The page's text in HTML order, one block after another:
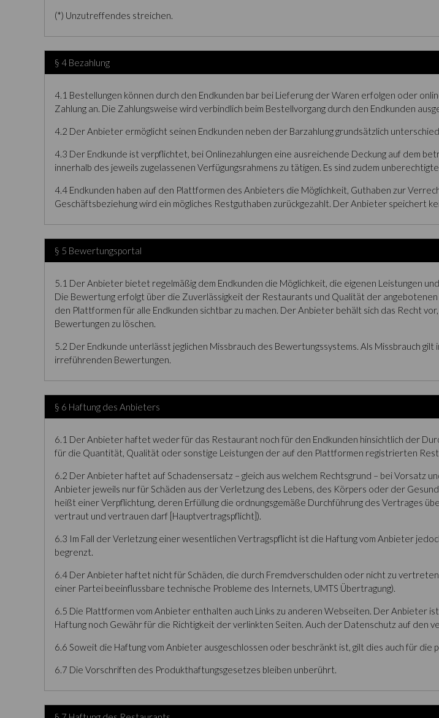
(*) Unzutreffendes streichen.
§ 4 Bezahlung
4.1 Bestellungen können durch den Endkunden bar bei Lieferung der Waren erfolgen oder
Zahlung an. Die Zahlungsweise wird verbindlich beim Bestellvorgang durch den Endkunden
4.2 Der Anbieter ermöglicht seinen Endkunden neben der Barzahlung grundsätzlich
4.3 Der Endkunde ist verpflichtet, bei Onlinezahlungen eine ausreichende Deckung auf dem
innerhalb des jeweils zugelassenen Verfügungsrahmens zu tätigen. Es sind zudem
4.4 Endkunden haben auf den Plattformen des Anbieters die Möglichkeit, Guthaben zur
Geschäftsbeziehung wird ein mögliches Restguthaben zurückgezahlt. Der Anbieter speichert
§ 5 Bewertungsportal
5.1 Der Anbieter bietet regelmäßig dem Endkunden die Möglichkeit, die eigenen Leistungen
Die Bewertung erfolgt über die Zuverlässigkeit der Restaurants und Qualität der
den Plattformen für alle Endkunden sichtbar zu machen. Der Anbieter behält sich das Recht
Bewertungen zu löschen.
5.2 Der Endkunde unterlässt jeglichen Missbrauch des Bewertungssystems. Als Missbrauch
irreführenden Bewertungen.
§ 6 Haftung des Anbieters
6.1 Der Anbieter haftet weder für das Restaurant noch für den Endkunden hinsichtlich der
für die Quantität, Qualität oder sonstige Leistungen der auf den Plattformen registrierten
6.2 Der Anbieter haftet auf Schadensersatz – gleich aus welchem Rechtsgrund – bei Vorsatz
Anbieter jeweils nur für Schäden aus der Verletzung des Lebens, des Körpers oder der
heißt einer Verpflichtung, deren Erfüllung die ordnungsgemäße Durchführung des Vertrages
vertraut und vertrauen darf [Hauptvertragspflicht]).
6.3 Im Fall der Verletzung einer wesentlichen Vertragspflicht ist die Haftung vom Anbieter
begrenzt.
6.4 Der Anbieter haftet nicht für Schäden, die durch Fremdverschulden oder nicht zu
einer Partei beeinflussbare technische Probleme des Internets, UMTS Übertragung).
6.5 Die Plattformen vom Anbieter enthalten auch Links zu anderen Webseiten. Der
Haftung noch Gewähr für die Richtigkeit der verlinkten Seiten. Auch der Datenschutz auf den
6.6 Soweit die Haftung vom Anbieter ausgeschlossen oder beschränkt ist, gilt dies auch für
6.7 Die Vorschriften des Produkthaftungsgesetzes bleiben unberührt.